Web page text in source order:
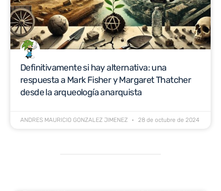
Definitivamente si hay alternativa: una
respuesta a Mark Fisher y Margaret Thatcher
desde la arqueología anarquista
ANDRES MAURICIO GONZALEZ JIMENEZ 28 de octubre de 2024